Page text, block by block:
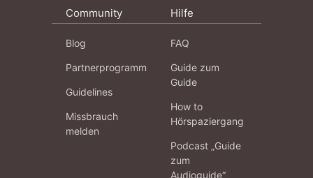
Community
Blog
Partnerprogramm
Guidelines
Missbrauch
melden
Hilfe
FAQ
Guide zum
Guide
How to
Hörspaziergang
Podcast „Guide
zum
Audioguide“